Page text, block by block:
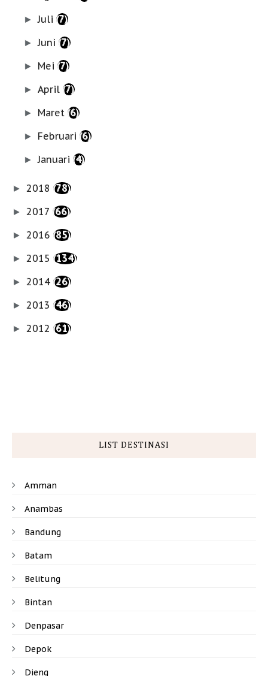
►Juli(7)
►Juni(7)
► Mei(7)
►April(7)
► Maret(6)
► Februari(6)
►Januari(4)
► 2018 (78)
► 2017 (66)
► 2016 (85)
► 2015 (134)
► 2014 (26)
► 2013 (46)
► 2012 (61)
LIST DESTINASI
Amman
Anambas
Bandung
Batam
Belitung
Bintan
Denpasar
Depok
Dieng